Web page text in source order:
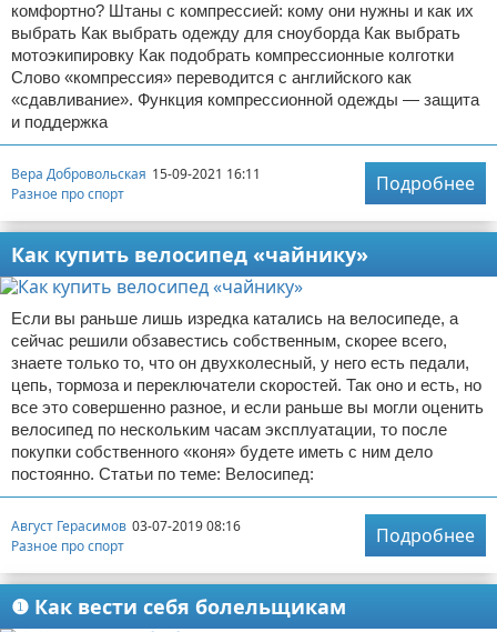
комфортно? Штаны с компрессией: кому они нужны и как их
выбрать Как выбрать одежду для сноуборда Как выбрать
мотоэкипировку Как подобрать компрессионные колготки
Слово «компрессия» переводится с английского как
«сдавливание». Функция компрессионной одежды — защита
и поддержка
Вера Добровольская 15-09-2021 16:11
Разное про спорт
Подробнее
Как купить велосипед «чайнику»
Если вы раньше лишь изредка катались на велосипеде, а
сейчас решили обзавестись собственным, скорее всего,
знаете только то, что он двухколесный, у него есть педали,
цепь, тормоза и переключатели скоростей. Так оно и есть, но
все это совершенно разное, и если раньше вы могли оценить
велосипед по нескольким часам эксплуатации, то после
покупки собственного «коня» будете иметь с ним дело
постоянно. Статьи по теме: Велосипед:
Август Герасимов 03-07-2019 08:16
Разное про спорт
Подробнее
❶ Как вести себя болельщикам